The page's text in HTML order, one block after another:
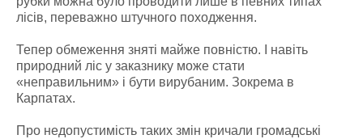
лісів, переважно штучного походження.
Тепер обмеження зняті майже повністю. І навіть
природний ліс у заказнику може стати
«неправильним» і бути вирубаним. Зокрема в
Карпатах.
Про недопустимість таких змін кричали громадські